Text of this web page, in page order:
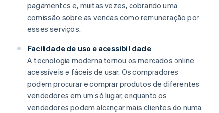
pagamentos e, muitas vezes, cobrando uma
comissão sobre as vendas como remuneração por
esses serviços.
Facilidade de uso e acessibilidade
A tecnologia moderna tornou os mercados online
acessíveis e fáceis de usar. Os compradores
podem procurar e comprar produtos de diferentes
vendedores em um só lugar, enquanto os
vendedores podem alcançar mais clientes do numa